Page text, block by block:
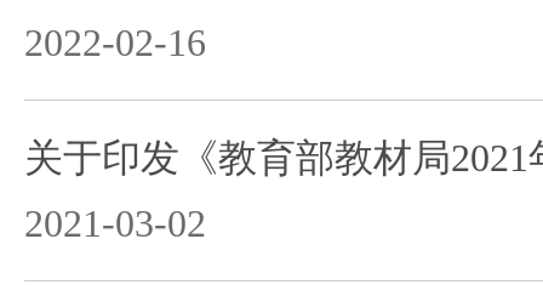
2022-02-16
关于印发《教育部教材局
2021-03-02